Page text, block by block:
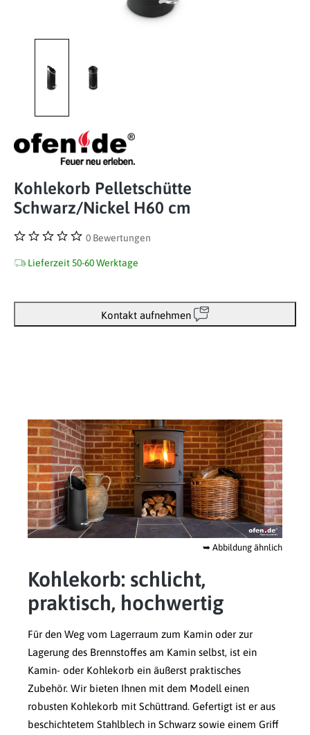
Kohlekorb Pelletschütte
Schwarz/Nickel H60 cm
0 Bewertungen
Lieferzeit 50-60 Werktage
Kontakt aufnehmen
➥ Abbildung ähnlich
Kohlekorb: schlicht,
praktisch, hochwertig
Für den Weg vom Lagerraum zum Kamin oder zur
Lagerung des Brennstoffes am Kamin selbst, ist ein
Kamin- oder Kohlekorb ein äußerst praktisches
Zubehör. Wir bieten Ihnen mit dem Modell einen
robusten Kohlekorb mit Schüttrand. Gefertigt ist er aus
beschichtetem Stahlblech in Schwarz sowie einem Griff